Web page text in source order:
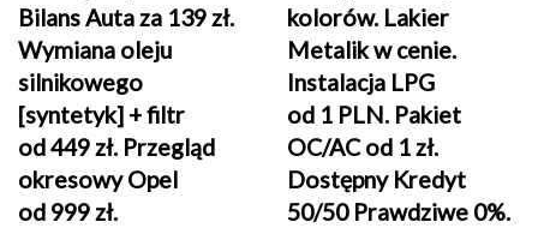
Bilans Auta za 139 zł.
Wymiana oleju
silnikowego
[syntetyk] + filtr
od 449 zł. Przegląd
okresowy Opel
od 999 zł.
kolorów. Lakier
Metalik w cenie.
Instalacja LPG
od 1 PLN. Pakiet
OC/AC od 1 zł.
Dostępny Kredyt
50/50 Prawdziwe 0%.